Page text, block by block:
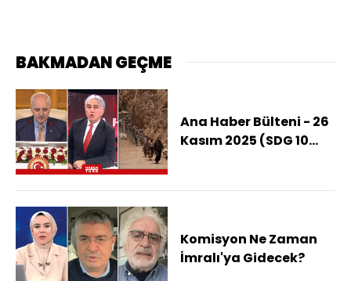
BAKMADAN GEÇME
Ana Haber Bülteni - 26
Kasım 2025 (SDG 10
Komisyon Ne Zaman
İmralı'ya Gidecek?